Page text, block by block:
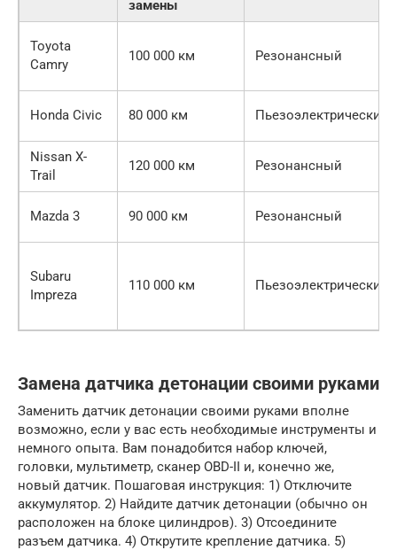
замены
Toyota
Camry
100 000 км Резонансный
Honda Civic 80 000 км Пьезоэлектрический
Nissan X-
Trail
120 000 км Резонансный
Mazda 3 90 000 км Резонансный
Subaru
Impreza
110 000 км Пьезоэлектрический
Замена датчика детонации своими руками
Заменить датчик детонации своими руками вполне
возможно, если у вас есть необходимые инструменты и
немного опыта. Вам понадобится набор ключей,
головки, мультиметр, сканер OBD-II и, конечно же,
новый датчик. Пошаговая инструкция: 1) Отключите
аккумулятор. 2) Найдите датчик детонации (обычно он
расположен на блоке цилиндров). 3) Отсоедините
разъем датчика. 4) Открутите крепление датчика. 5)